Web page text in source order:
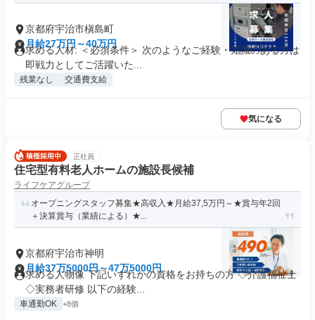
京都府宇治市槇島町
月給27万円～40万円
求める人材: ＜必須条件＞ 次のようなご経験・知識のある方は
即戦力としてご活躍いた...
残業なし 交通費支給
気になる
正社員
住宅型有料老人ホームの施設長候補
ライフケアグループ
オープニングスタッフ募集★高収入★月給37,5万円～★賞与年2回
＋決算賞与（業績による）★...
京都府宇治市神明
月給37万5000円～47万5000円
求める人物像 下記いずれかの資格をお持ちの方 ◇介護福祉士
◇実務者研修 以下の経験...
車通勤OK +8個